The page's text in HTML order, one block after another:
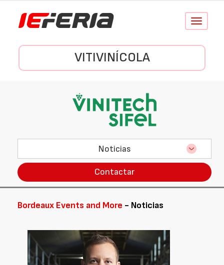
Conmutar
VITIVINÍCOLA
Noticias
Contactar
Bordeaux Events and More - Noticias